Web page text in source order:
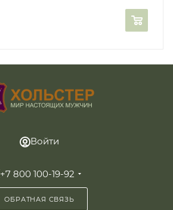
Войти
+7 800 100-19-92
ОБРАТНАЯ СВЯЗЬ